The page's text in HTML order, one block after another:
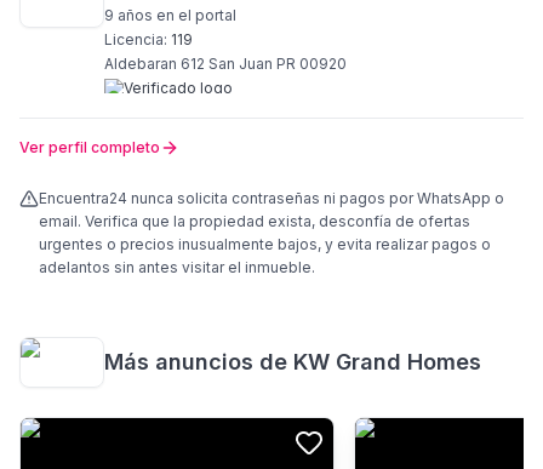
9 años en el portal
Licencia: 119
Aldebaran 612 San Juan PR 00920
Ver perfil completo
Encuentra24 nunca solicita contraseñas ni pagos por WhatsApp o
email. Verifica que la propiedad exista, desconfía de ofertas
urgentes o precios inusualmente bajos, y evita realizar pagos o
adelantos sin antes visitar el inmueble.
Más anuncios de KW Grand Homes